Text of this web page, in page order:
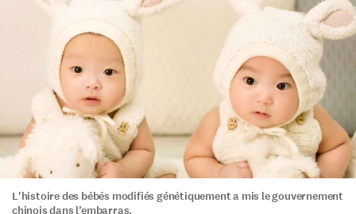
L'histoire des bébés modifiés génétiquement a mis le gouvernement
chinois dans l’embarras.